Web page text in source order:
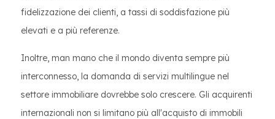
fidelizzazione dei clienti, a tassi di soddisfazione più
elevati e a più referenze.
Inoltre, man mano che il mondo diventa sempre più
interconnesso, la domanda di servizi multilingue nel
settore immobiliare dovrebbe solo crescere. Gli acquirenti
internazionali non si limitano più all'acquisto di immobili